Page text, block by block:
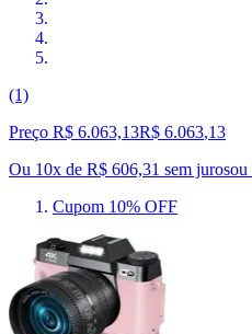
(1)
Preço R$ 6.063,13R$ 6.063,13
Ou 10x de R$ 606,31 sem jurosou
Cupom 10% OFF